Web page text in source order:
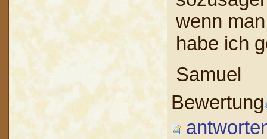
wenn
habe ich
Samuel
Bewertung